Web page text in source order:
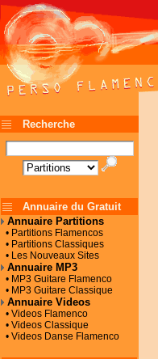
Recherche
Annuaire du Gratuit
Annuaire Partitions
• Partitions Flamencos
• Partitions Classiques
• Les Nouveaux Sites
Annuaire MP3
• MP3 Guitare Flamenco
• MP3 Guitare Classique
Annuaire Videos
• Videos Flamenco
• Videos Classique
• Videos Danse Flamenco